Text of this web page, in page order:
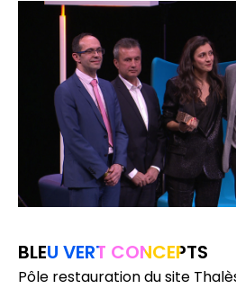
BLEU VERT CONCEPTS
Pôle restauration du site